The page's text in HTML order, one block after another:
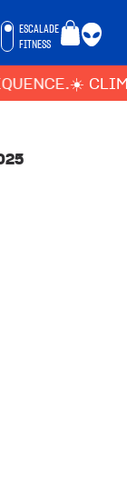
ESCALADE
FITNESS